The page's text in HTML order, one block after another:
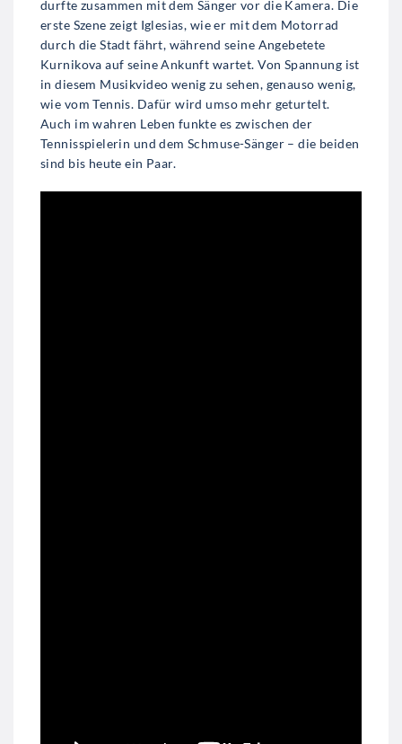
durfte zusammen mit dem Sänger vor die Kamera. Die
erste Szene zeigt Iglesias, wie er mit dem Motorrad
durch die Stadt fährt, während seine Angebetete
Kurnikova auf seine Ankunft wartet. Von Spannung ist
in diesem Musikvideo wenig zu sehen, genauso wenig,
wie vom Tennis. Dafür wird umso mehr geturtelt.
Auch im wahren Leben funkte es zwischen der
Tennisspielerin und dem Schmuse-Sänger – die beiden
sind bis heute ein Paar.